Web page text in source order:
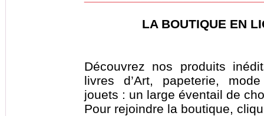
LA BOUTIQUE EN
Découvrez nos produits
livres d’Art, papeterie,
jouets : un large éventail de
Pour rejoindre la boutique,